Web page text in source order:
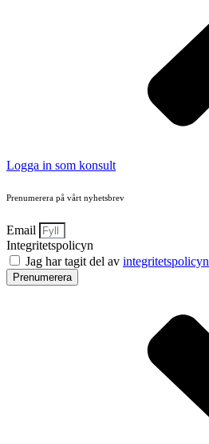
Logga in som konsult
Prenumerera på vårt nyhetsbrev
Email
Integritetspolicyn
Jag har tagit del av integritetspolicyn
Prenumerera